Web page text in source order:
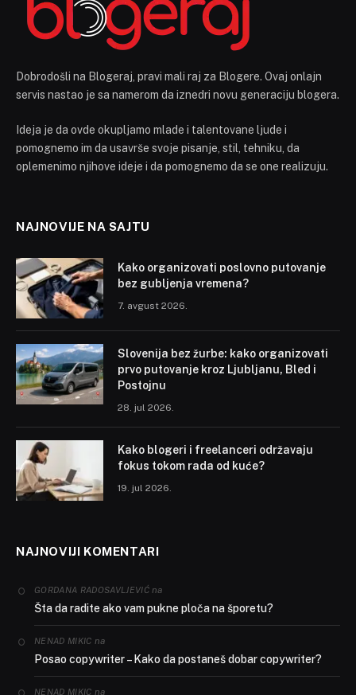
Dobrodošli na Blogeraj, pravi mali raj za Blogere. Ovaj onlajn
servis nastao je sa namerom da iznedri novu generaciju blogera.
Ideja je da ovde okupljamo mlade i talentovane ljude i
pomognemo im da usavrše svoje pisanje, stil, tehniku, da
oplemenimo njihove ideje i da pomognemo da se one realizuju.
NAJNOVIJE NA SAJTU
Kako organizovati poslovno putovanje
bez gubljenja vremena?
7. avgust 2026.
Slovenija bez žurbe: kako organizovati
prvo putovanje kroz Ljubljanu, Bled i
Postojnu
28. jul 2026.
Kako blogeri i freelanceri održavaju
fokus tokom rada od kuće?
19. jul 2026.
NAJNOVIJI KOMENTARI
GORDANA RADOSAVLJEVIĆna
Šta da radite ako vam pukne ploča na šporetu?
NENAD MIKIC na
Posao copywriter – Kako da postaneš dobar copywriter?
NENAD MIKIC na